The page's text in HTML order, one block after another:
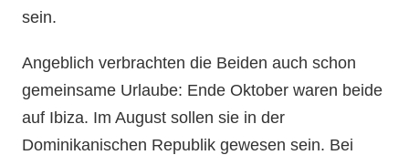
sein.
Angeblich verbrachten die Beiden auch schon
gemeinsame Urlaube: Ende Oktober waren beide
auf Ibiza. Im August sollen sie in der
Dominikanischen Republik gewesen sein. Bei